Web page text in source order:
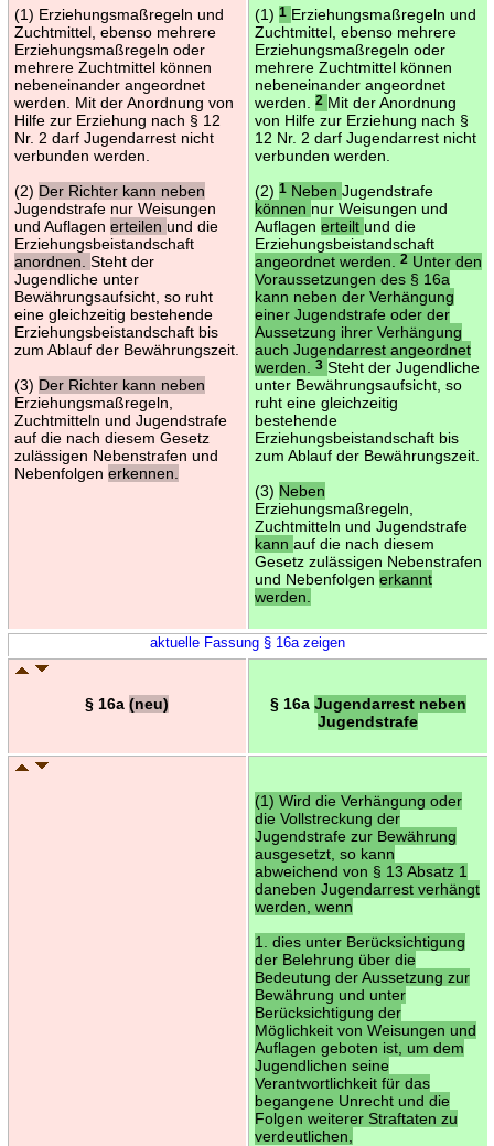
(1) Erziehungsmaßregeln und
Zuchtmittel, ebenso mehrere
Erziehungsmaßregeln oder
mehrere Zuchtmittel können
nebeneinander angeordnet
werden. Mit der Anordnung von
Hilfe zur Erziehung nach § 12
Nr. 2 darf Jugendarrest nicht
verbunden werden.
(2) Der Richter kann neben
Jugendstrafe nur Weisungen
und Auflagen erteilen und die
Erziehungsbeistandschaft
anordnen. Steht der
Jugendliche unter
Bewährungsaufsicht, so ruht
eine gleichzeitig bestehende
Erziehungsbeistandschaft bis
zum Ablauf der Bewährungszeit.
(3) Der Richter kann neben
Erziehungsmaßregeln,
Zuchtmitteln und Jugendstrafe
auf die nach diesem Gesetz
zulässigen Nebenstrafen und
Nebenfolgen erkennen.
(1) 1 Erziehungsmaßregeln und
Zuchtmittel, ebenso mehrere
Erziehungsmaßregeln oder
mehrere Zuchtmittel können
nebeneinander angeordnet
werden.
2 Mit der Anordnung
von Hilfe zur Erziehung nach §
12 Nr. 2 darf Jugendarrest nicht
verbunden werden.
(2) 1Neben Jugendstrafe
können nur Weisungen und
Auflagen erteilt und die
Erziehungsbeistandschaft
angeordnet werden.
2Unter den
Voraussetzungen des § 16a
kann neben der Verhängung
einer Jugendstrafe oder der
Aussetzung ihrer Verhängung
auch Jugendarrest angeordnet
werden.
3 Steht der Jugendliche
unter Bewährungsaufsicht, so
ruht eine gleichzeitig
bestehende
Erziehungsbeistandschaft bis
zum Ablauf der Bewährungszeit.
(3) Neben
Erziehungsmaßregeln,
Zuchtmitteln und Jugendstrafe
kann auf die nach diesem
Gesetz zulässigen Nebenstrafen
und Nebenfolgen erkannt
werden.
aktuelle Fassung § 16a zeigen
§ 16a (neu) § 16a Jugendarrest neben
Jugendstrafe
(1) Wird die Verhängung oder
die Vollstreckung der
Jugendstrafe zur Bewährung
ausgesetzt, so kann
abweichend von § 13 Absatz 1
daneben Jugendarrest verhängt
werden, wenn
1. dies unter Berücksichtigung
der Belehrung über die
Bedeutung der Aussetzung zur
Bewährung und unter
Berücksichtigung der
Möglichkeit von Weisungen und
Auflagen geboten ist, um dem
Jugendlichen seine
Verantwortlichkeit für das
begangene Unrecht und die
Folgen weiterer Straftaten zu
verdeutlichen,